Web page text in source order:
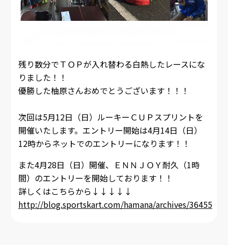
残り数分でＴＯＰが入れ替わる白熱したレースにな
りました！！
優勝した柚原さんおめでとうございます！！！
次回は5月12日（日）ルーキーＣＵＰスプリントを
開催いたします。エントリー開始は4月14日（日）
12時からネットでのエントリーになります！！
また4月28日（日）開催、ＥＮＮＪＯＹ耐久（1時
間）のエントリーを開始しております！！
詳しくはこちらから↓↓↓↓↓
http://blog.sportskart.com/hamana/archives/36455